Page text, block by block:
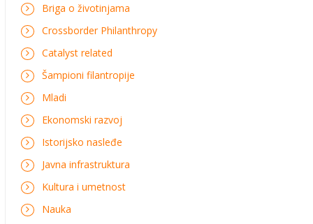
Briga o životinjama
Crossborder Philanthropy
Catalyst related
Šampioni filantropije
Mladi
Ekonomski razvoj
Istorijsko nasleđe
Javna infrastruktura
Kultura i umetnost
Nauka